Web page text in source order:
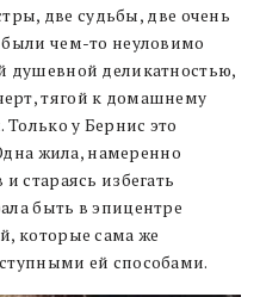
две судьбы, две очень
чем-то неуловимо
душевной деликатностью,
тягой к домашнему
у Бернис это
жила, намеренно
стараясь избегать
быть в эпицентре
которые сама же
ей способами.